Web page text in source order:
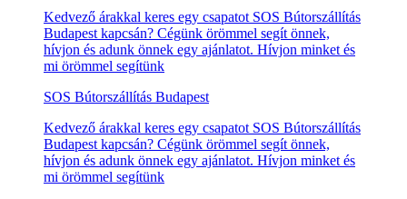
Kedvező árakkal keres egy csapatot SOS Bútorszállítás
Budapest kapcsán? Cégünk örömmel segít önnek,
hívjon és adunk önnek egy ajánlatot. Hívjon minket és
mi örömmel segítünk
SOS Bútorszállítás Budapest
Kedvező árakkal keres egy csapatot SOS Bútorszállítás
Budapest kapcsán? Cégünk örömmel segít önnek,
hívjon és adunk önnek egy ajánlatot. Hívjon minket és
mi örömmel segítünk